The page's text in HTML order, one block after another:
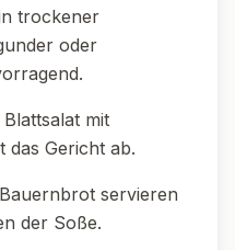
eine extra
2-3 Minuten
vorab leicht
lassen und
Mandoline